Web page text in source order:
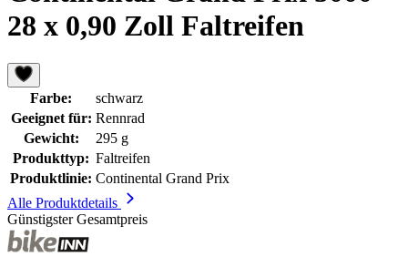
28 x 0,90 Zoll Faltreifen
Farbe:
schwarz
Geeignet für: Rennrad
Gewicht:
295 g
Produkttyp: Faltreifen
Produktlinie: Continental Grand Prix
Alle Produktdetails
Günstigster Gesamtpreis